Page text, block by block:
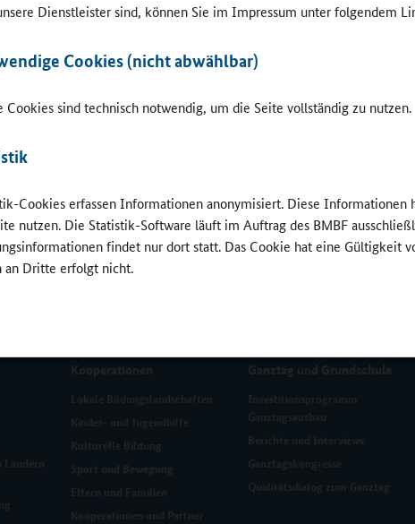
Dienstleister sind, können Sie im Impressum unter folgendem
Cookies (nicht abwählbar)
Cookies sind technisch notwendig, um die Seite vollständig zu nutzen.
Cookies erfassen Informationen anonymisiert. Diese Informationen
nutzen. Die Statistik-Software läuft im Auftrag des BMBF
findet nur dort statt. Das Cookie hat eine Gültigkeit
an Dritte erfolgt nicht.
Schwerpunkte der Fortbildung:
Rolle der Erwachsenen bei der
Zusammenarbeit im
Individuelle Förderung, u.a. mit
Quelle: Serviceagentur Ganztag Berlin
Ländern
Kooperationen
Lokale Bildungslandschaften
Kinder- und Jugendhilfe
Kulturelle Bildung
Sport und Bewegung
Eltern und Familien
Kooperationen und Partner
Ganztag und Grundschule
Investitionsprogramm
Ganztagsausbau
Berichte und Interviews
Ganztagskongresse
Qualitätsdialog zum Ganztag